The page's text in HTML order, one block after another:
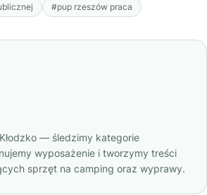
#pup rzeszów praca
— śledzimy kategorie
wyposażenie i tworzymy treści
sprzęt na camping oraz wyprawy.